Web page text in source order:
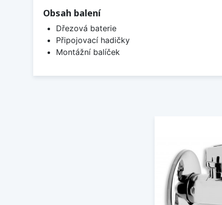
Obsah balení
Dřezová baterie
Připojovací hadičky
Montážní balíček